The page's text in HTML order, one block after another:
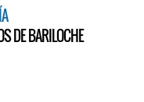
DE BARILOCHE